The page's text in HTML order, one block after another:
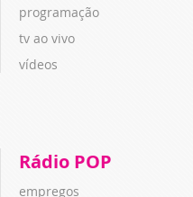
programação
tv ao vivo
vídeos
Rádio POP
empregos